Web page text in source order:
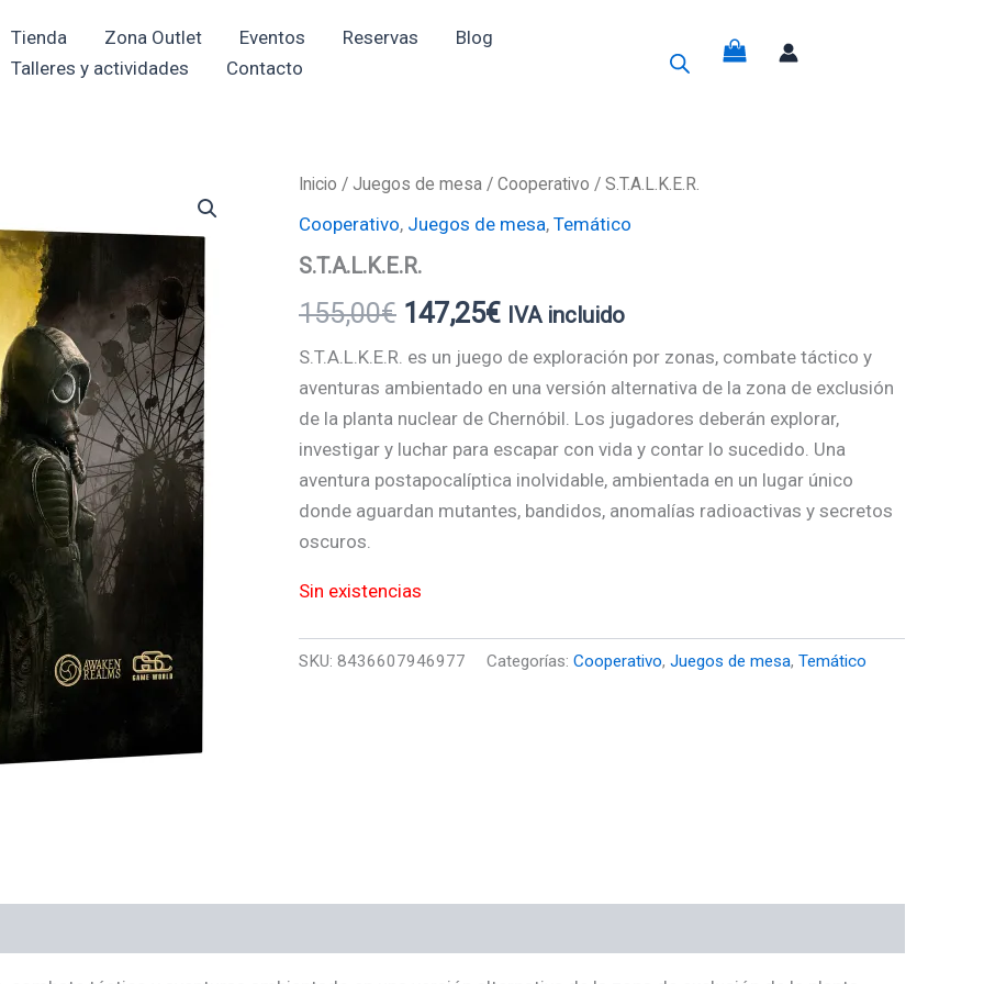
Tienda Zona Outlet Eventos Reservas
Blog
Talleres y actividades
Contacto
Inicio / Juegos de mesa / Cooperativo / S.T.A.L.K.E.R.
Cooperativo, Juegos de mesa, Temático
S.T.A.L.K.E.R.
155,00€
El
precio
original
era:
155,00€.
147,25€
El
precio
es:
147,25€.
IVA incluido
S.T.A.L.K.E.R. es un juego de exploración por zonas, combate táctico y
aventuras ambientado en una versión alternativa de la zona de exclusión
de la planta nuclear de Chernóbil. Los jugadores deberán explorar,
investigar y luchar para escapar con vida y contar lo sucedido. Una
aventura postapocalíptica inolvidable, ambientada en un lugar único
donde aguardan mutantes, bandidos, anomalías radioactivas y secretos
oscuros.
Sin existencias
SKU: 8436607946977 Categorías: Cooperativo, Juegos de mesa, Temático